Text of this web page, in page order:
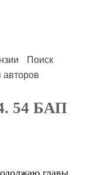
Поиск
авторов
54 БАП
главы